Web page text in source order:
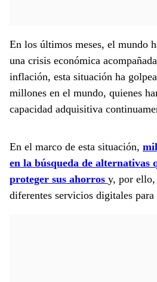
En los últimos meses, el mundo
una crisis económica
inflación, esta situación ha
millones en el mundo, quienes
capacidad adquisitiva
En el marco de esta situación,
en la búsqueda de alternativas
proteger sus ahorros y, por ello,
diferentes servicios digitales